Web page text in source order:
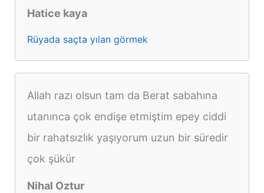
Hatice kaya
Rüyada saçta yılan görmek
Allah razı olsun tam da Berat sabahına
utanınca çok endişe etmiştim epey ciddi
bir rahatsızlık yaşıyorum uzun bir süredir
çok şükür
Nihal Oztur